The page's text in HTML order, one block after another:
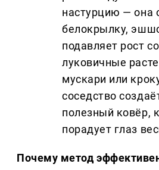
настурцию — она
белокрылку,
подавляет рост
луковичные
мускари или
соседство
полезный ковёр,
порадует глаз
Почему метод